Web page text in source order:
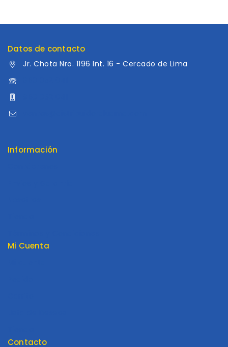
Datos de contacto
Jr. Chota Nro. 1196 Int. 16 - Cercado de Lima
Información
Mi Cuenta
Contacto